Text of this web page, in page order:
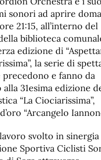
fuente
de
sonori ad aprire
21:15, all’interno del
biblioteca
edizione di
la serie di
precedono e fanno da
31esima edizione
“La Ciociarissima”,
“Arcangelo
svolto in
Sportiva Ciclisti